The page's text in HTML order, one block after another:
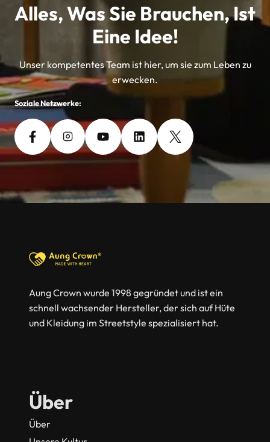
Alles, Was Sie Brauchen, Ist
Eine Idee!
Unser kompetentes Team ist hier, um sie zum Leben zu
erwecken.
Soziale Netzwerke:
Aung Crown wurde 1998 gegründet und ist ein
schnell wachsender Hersteller, der sich auf Hüte
und Kleidung im Streetstyle spezialisiert hat.
Über
Über